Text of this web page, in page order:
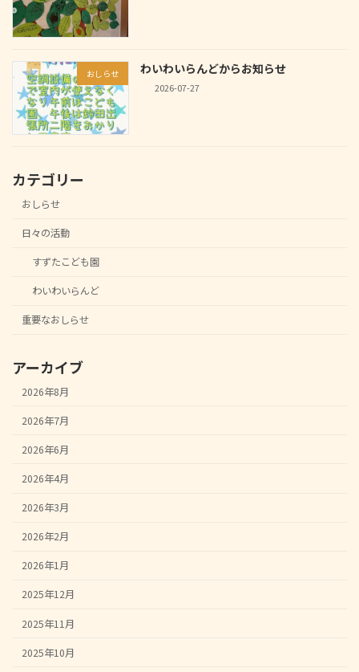
おしらせ わいわいらんどからお知らせ
2026-07-27
カテゴリー
おしらせ
日々の活動
すずたこども園
わいわいらんど
重要なおしらせ
アーカイブ
2026年8月
2026年7月
2026年6月
2026年4月
2026年3月
2026年2月
2026年1月
2025年12月
2025年11月
2025年10月